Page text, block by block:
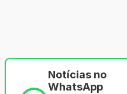
Notícias no
WhatsApp